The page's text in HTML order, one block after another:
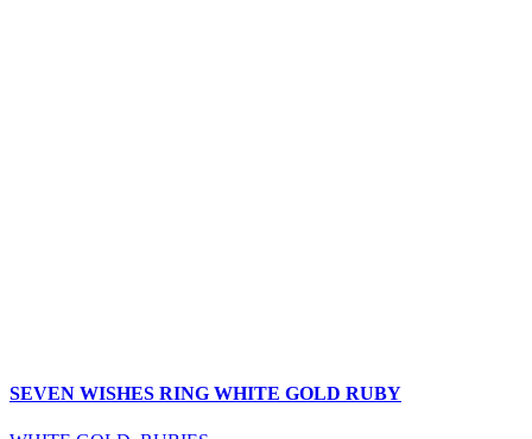
SEVEN WISHES RING WHITE GOLD RUBY